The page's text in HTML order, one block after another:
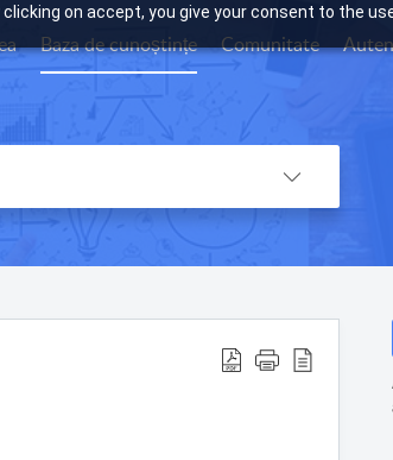
on accept, you give your consent to the
Baza de cunoștințe Comunitate